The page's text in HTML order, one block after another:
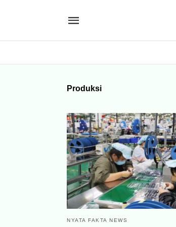
Produksi
NYATA FAKTA NEWS